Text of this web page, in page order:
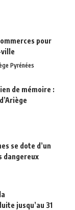
pour
Pyrénées
de mémoire :
se dote d’un
dangereux
jusqu’au 31